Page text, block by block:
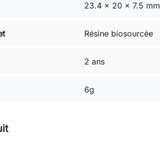
23.4 × 20 × 7.5 mm
Résine biosourcée
2 ans
6g